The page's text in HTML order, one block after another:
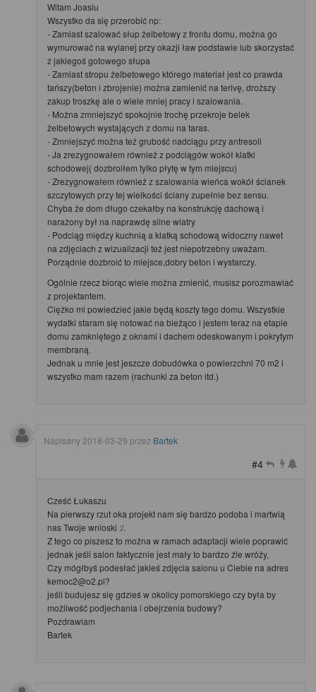
Witam Joasiu
Wszystko da się przerobić np:
- Zamiast szalować słup żelbetowy z frontu domu, można go
wymurować na wylanej przy okazji ław podstawie lub skorzystać
z jakiegoś gotowego słupa
- Zamiast stropu żelbetowego którego materiał jest co prawda
tańszy(beton i zbrojenie) można zamienić na terivę, droższy
zakup troszkę ale o wiele mniej pracy i szalowania.
- Można zmniejszyć spokojnie trochę przekroje belek
żelbetowych wystających z domu na taras.
- Zmniejszyć można też grubość nadciągu przy antresoli
- Ja zrezygnowałem również z podciągów wokół klatki
schodowej( dozbroiłem tylko płytę w tym miejscu)
- Zrezygnowałem również z szalowania wieńca wokół ścianek
szczytowych przy tej wielkości ściany zupełnie bez sensu.
Chyba że dom długo czekałby na konstrukcję dachową i
narażony był na naprawdę silne wiatry
- Podciąg między kuchnią a klatką schodową widoczny nawet
na zdjęciach z wizualizacji też jest niepotrzebny uważam.
Porządnie dozbroić to miejsce,dobry beton i wystarczy.
Ogólnie rzecz biorąc wiele można zmienić, musisz porozmawiać
z projektantem.
Ciężko mi powiedzieć jakie będą koszty tego domu. Wszystkie
wydatki staram się notować na bieżąco i jestem teraz na etapie
domu zamkniętego z oknami i dachem odeskowanym i pokrytym
membraną.
Jednak u mnie jest jeszcze dobudówka o powierzchni 70 m2 i
wszystko mam razem (rachunki za beton itd.)
Napisany 2018-03-29 przez Bartek
#4
Cześć Łukaszu
Na pierwszy rzut oka projekt nam się bardzo podoba i martwią
nas Twoje wnioski :/.
Z tego co piszesz to można w ramach adaptacji wiele poprawić
jednak jeśli salon faktycznie jest mały to bardzo źle wróży,
Czy mógłbyś podesłać jakieś zdjęcia salonu u Ciebie na adres
kemoc2@o2.pl?
jeśli budujesz się gdzieś w okolicy pomorskiego czy była by
możliwość podjechania i obejrzenia budowy?
Pozdrawiam
Bartek